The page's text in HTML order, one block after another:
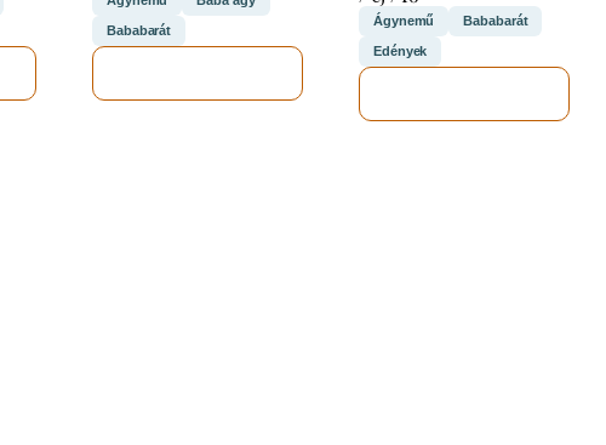
Bababarát
Ágynemű Bababarát
Edények